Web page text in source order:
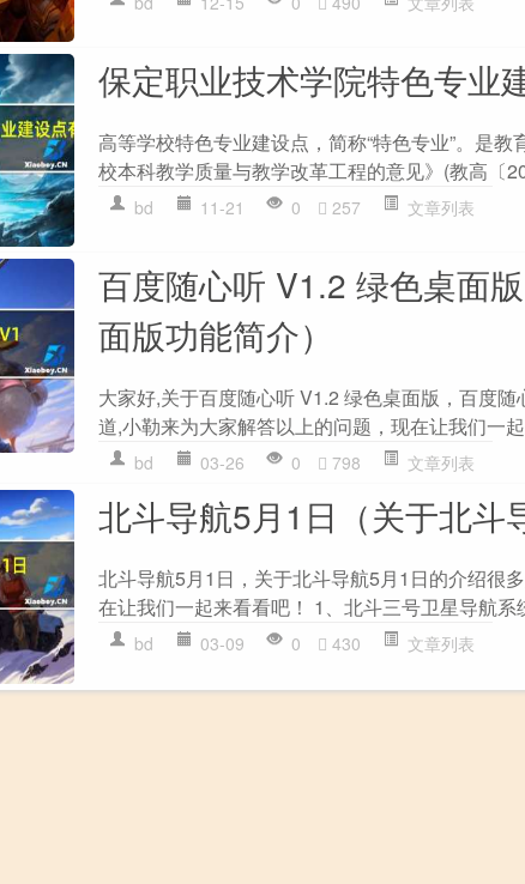
保定职业技术学院特色专业
高等学校特色专业建设点，简称“特色专业”。是
校本科教学质量与教学改革工程的意见》(教高〔
bd 11-21 0 257 文章列表
百度随心听 V1.2 绿色桌面
面版功能简介）
大家好,关于百度随心听 V1.2 绿色桌面版，百度
道,小勒来为大家解答以上的问题，现在让我们一
bd 03-26 0 798 文章列表
北斗导航5月1日（关于北斗
北斗导航5月1日，关于北斗导航5月1日的介绍很
在让我们一起来看看吧！ 1、北斗三号卫星导航系
bd 03-09 0 430 文章列表